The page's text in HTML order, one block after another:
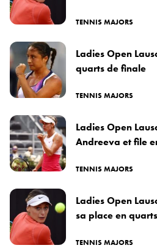
TENNIS MAJORS
Ladies Open
quarts de finale
TENNIS MAJORS
Ladies Open
Andreeva et file
TENNIS MAJORS
Ladies Open
sa place en
TENNIS MAJORS